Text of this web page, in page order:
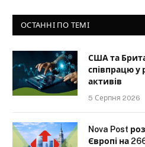
ОСТАННІ ПО ТЕМІ
США та
співпрацю у
активів
5 Серпня 2026
Nova Post
Європі на